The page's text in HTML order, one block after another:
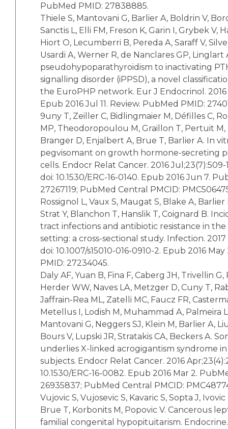
PubMed PMID: 27838885.
Thiele S, Mantovani G, Barlier A, Boldrin V,
Sanctis L, Elli FM, Freson K, Garin I, Grybek V,
Hiort O, Lecumberri B, Pereda A, Saraff V,
Usardi A, Werner R, de Nanclares GP, Linglart
pseudohypoparathyroidism to inactivating
signalling disorder (iPPSD), a novel
the EuroPHP network. Eur J Endocrinol. 2016
Epub 2016 Jul 11. Review. PubMed PMID:
9uny T, Zeiller C, Bidlingmaier M, Défilles C,
MP, Theodoropoulou M, Graillon T, Pertuit M,
Branger D, Enjalbert A, Brue T, Barlier A. In
pegvisomant on growth hormone-secreting
cells. Endocr Relat Cancer. 2016 Jul;23(7):509-
doi: 10.1530/ERC-16-0140. Epub 2016 Jun 7.
27267119; PubMed Central PMCID:
Rossignol L, Vaux S, Maugat S, Blake A, Barlier
Strat Y, Blanchon T, Hanslik T, Coignard B.
tract infections and antibiotic resistance in
setting: a cross-sectional study. Infection. 2017
doi: 10.1007/s15010-016-0910-2. Epub 2016
PMID: 27234045.
Daly AF, Yuan B, Fina F, Caberg JH, Trivellin
Herder WW, Naves LA, Metzger D, Cuny T,
Jaffrain-Rea ML, Zatelli MC, Faucz FR,
Metellus I, Lodish M, Muhammad A, Palmeira
Mantovani G, Neggers SJ, Klein M, Barlier A,
Bours V, Lupski JR, Stratakis CA, Beckers A.
underlies X-linked acrogigantism syndrome
subjects. Endocr Relat Cancer. 2016
10.1530/ERC-16-0082. Epub 2016 Mar 2.
26935837; PubMed Central PMCID:
Vujovic S, Vujosevic S, Kavaric S, Sopta J,
Brue T, Korbonits M, Popovic V. Cancerous
familial congenital hypopituitarism. Endocrine.